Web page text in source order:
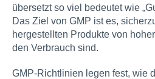
PRODUKTZERTIFIZIERUNG
KONTAKT
übersetzt so viel bedeutet wie
Das Ziel von GMP ist es,
hergestellten Produkte von
den Verbrauch sind.
GMP-Richtlinien legen fest, wie